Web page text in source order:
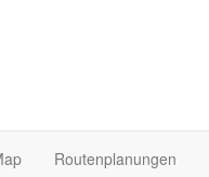
Routenplanungen